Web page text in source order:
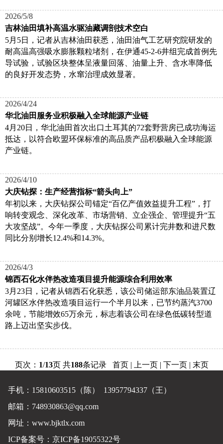
2026/5/8
吉林油田填补高温水驱油藏调剖技术空白
5月5日，记者从吉林油田获悉，油田油气工艺研究院研发的
耐高温高强吸水膨胀颗粒堵剂，在伊通45-2-6井组完成首例先
导试验，试验区块整体呈液量回落、油量上升、含水率降低
的良好开发态势，水窜治理成效显著。
2026/4/24
华北油田服务业积极融入全球能源产业链
4月20日，华北油田首次出口土耳其的72套野营房已成功海运
抵达，以符合欧盟环保标准的高品质产品积极融入全球能源
产业链。
2026/4/10
大庆钻探：生产经营指标“箭头向上”
年初以来，大庆钻探公司锚定“百亿产值效益提升工程”，打
响转变观念、深化改革、市场营销、立企强企、管理提升“五
大攻坚战”。今年一季度，大庆钻探公司累计完井数和进尺数
同比分别增长12.4%和14.3%。
2026/4/3
锦西石化水伴热改造项目提升能源综合利用效率
3月23日，记者从锦西石化获悉，该公司储运部东油品装置辽
河罐区水伴热改造项目运行一个半月以来，已节约蒸汽3700
余吨，节能增效65万余元，标志着该公司在绿色低碳转型道
路上迈出坚实步伐。
页次： 1/13页 共188条记录 首页 | 上一页 | 下一页| 末页
手机：15810603515（陈） 13957794337（王）
邮箱：748930863@qq.com
网址： www.bjktlx.com
ICP备案号： 京ICP备19055322号